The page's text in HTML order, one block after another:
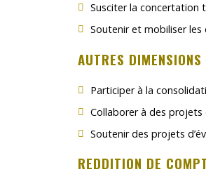
Susciter la concertation
Soutenir et mobiliser
AUTRES
Participer à la
Collaborer à des
Soutenir des projets
REDDITION DE